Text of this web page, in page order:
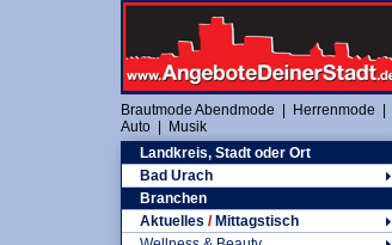
Brautmode Abendmode Herrenmode
Auto
Musik
Landkreis, Stadt oder Ort
Bad Urach
Branchen
Aktuelles /Mittagstisch